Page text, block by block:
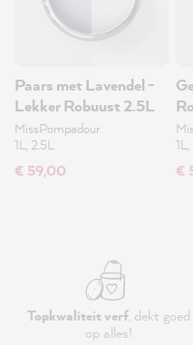
Paars met Lavendel -
Lekker Robuust 2.5L
MissPompadour
1L, 2.5L
€ 59,00 €
Topkwaliteit verf, dekt goed
op alles!